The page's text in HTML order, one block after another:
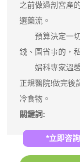
之前做過剖宮產
選藥流。
預算決定一切
錢、圖省事的，
婦科專家溫馨
正規醫院!做完後
冷食物。
關鍵詞:
*立即咨詢